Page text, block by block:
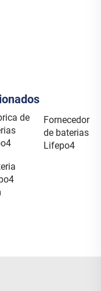
de
Fornecedor
de baterias
Lifepo4